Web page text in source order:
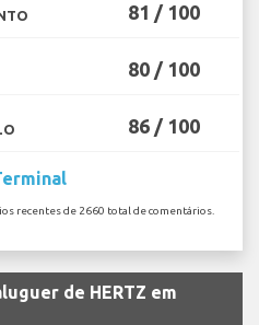
81 / 100
80 / 100
86 / 100
recentes de 2660 total de comentários.
de HERTZ em